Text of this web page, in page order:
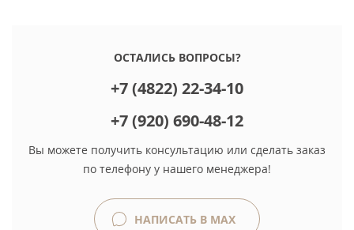
ОСТАЛИСЬ ВОПРОСЫ?
+7 (4822) 22-34-10
+7 (920) 690-48-12
Вы можете получить консультацию или сделать заказ
по телефону у нашего менеджера!
НАПИСАТЬ В MAX